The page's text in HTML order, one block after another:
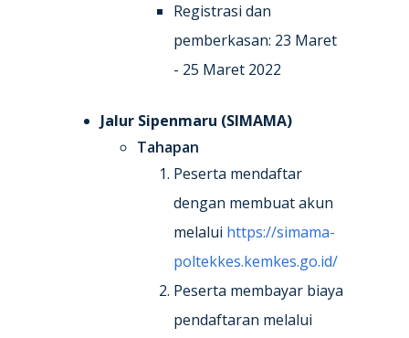
Registrasi dan
pemberkasan: 23 Maret
- 25 Maret 2022
Jalur Sipenmaru (SIMAMA)
Tahapan
Peserta mendaftar
dengan membuat akun
melalui https://simama-
poltekkes.kemkes.go.id/
Peserta membayar biaya
pendaftaran melalui